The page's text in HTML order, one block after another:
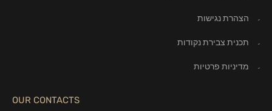
הצהרת נגישות
תכנית צבירת נקודות
מדיניות פרטיות
OUR CONTACTS